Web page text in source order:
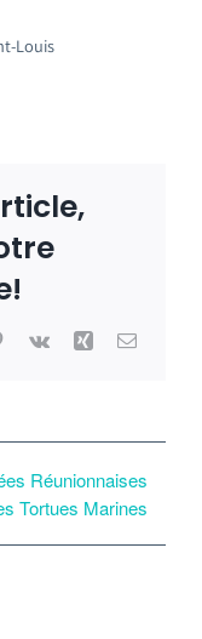
Louis
Pinterest
Vk Xing Email
Réunionnaises
Tortues Marines